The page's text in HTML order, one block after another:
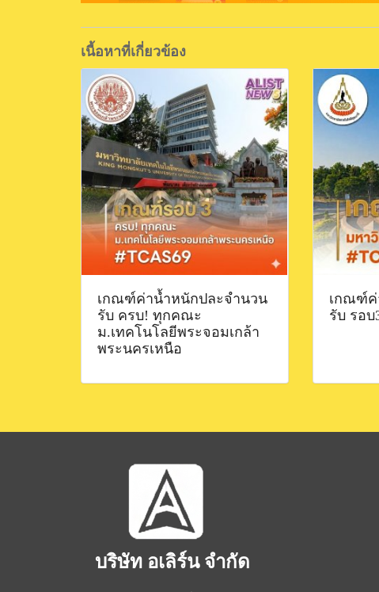
เนื้อหาที่เกี่ยวข้อง
เกณฑ์ค่าน้ำหนักปละจำนวน
รับ ครบ! ทุกคณะ
ม.เทคโนโลยีพระจอมเกล้า
พระนครเหนือ
เกณฑ์ค่
รับ รอบ
บริษัท อเลิร์น จำกัด